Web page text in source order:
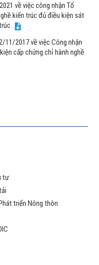
về việc công nhận Tổ
kiến trúc đủ điều kiện sát
11/2017 về việc Công nhận
cấp chứng chỉ hành nghề
tư
triển Nông thôn